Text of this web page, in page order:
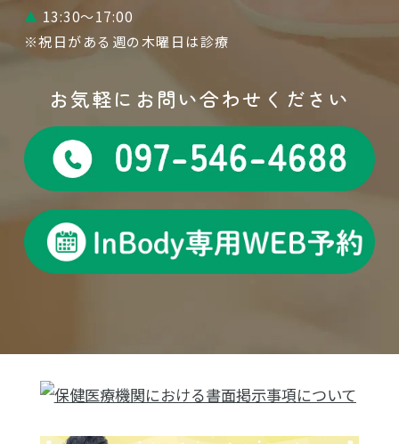
▲ 13:30～17:00
※祝日がある週の木曜日は診療
お気軽にお問い合わせください